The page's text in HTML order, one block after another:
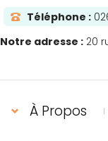
Téléphone :
Notre adresse :20
À Propos